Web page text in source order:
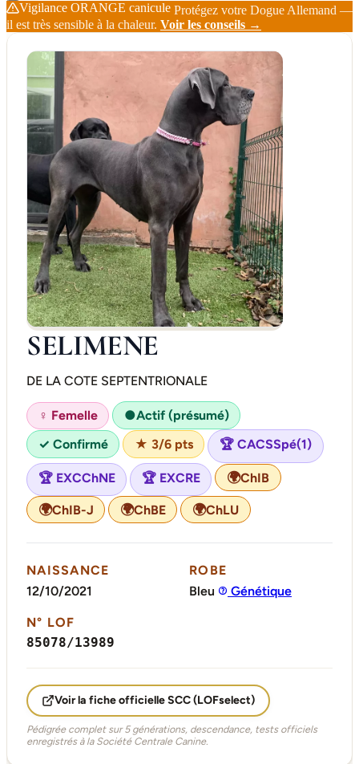
Vigilance ORANGE canicule Protégez votre Dogue Allemand —
il est très sensible à la chaleur. Voir les conseils →
SELIMENE
DE LA COTE SEPTENTRIONALE
♀ Femelle ●Actif (présumé)
✓ Confirmé
★ 3/6 pts 🏆 CACSSpé(1)
🏆 EXCChNE 🏆 EXCRE 🌍ChIB
🌍ChIB-J 🌍ChBE 🌍ChLU
NAISSANCE
12/10/2021
ROBE
Bleu
Génétique
N° LOF
85078/13989
Voir la fiche officielle SCC (LOFselect)
Pédigrée complet sur 5 générations, descendance, tests officiels
enregistrés à la Société Centrale Canine.